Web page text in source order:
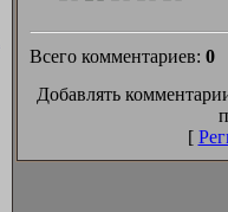
Всего комментариев: 0
Добавлять
[